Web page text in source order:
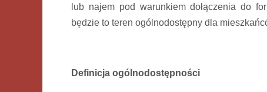
lub najem pod warunkiem dołączenia do
będzie to teren ogólnodostępny dla
Definicja ogólnodostępności